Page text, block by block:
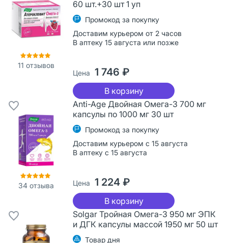
11 отзывов
60 шт.+30 шт 1 уп
Промокод за покупку
Доставим курьером от 2 часов
В аптеку 15 августа или позже
Цена 1 746 ₽
В корзину
34 отзыва
Anti-Age Двойная Омега-3 700 мг
капсулы по 1000 мг 30 шт
Промокод за покупку
Доставим курьером с 15 августа
В аптеку с 15 августа
Цена 1 224 ₽
В корзину
Solgar Тройная Омега-3 950 мг ЭПК
и ДГК капсулы массой 1950 мг 50 шт
Товар дня